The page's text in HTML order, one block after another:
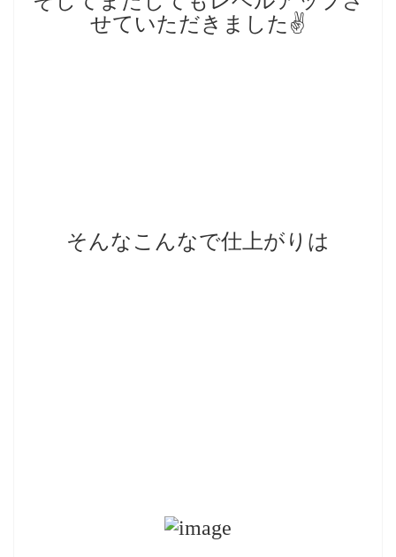
せていただきました✌️
そんなこんなで仕上がりは